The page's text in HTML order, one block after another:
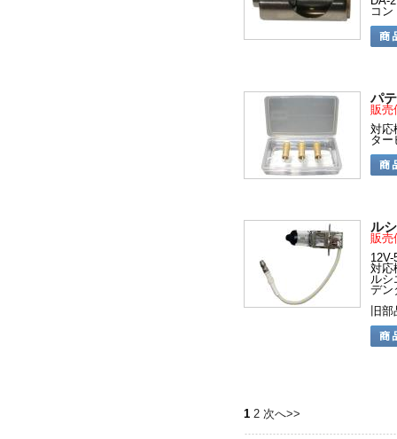
コ
パ
販売
対応
ター
ル
販売
対応
ルシ
デン
旧
1 2 次へ>>